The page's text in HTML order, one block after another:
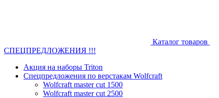
Каталог товаров
СПЕЦПРЕДЛОЖЕНИЯ !!!
Акция на наборы Triton
Спецпредложения по верстакам Wolfcraft
Wolfcraft master cut 1500
Wolfcraft master cut 2500